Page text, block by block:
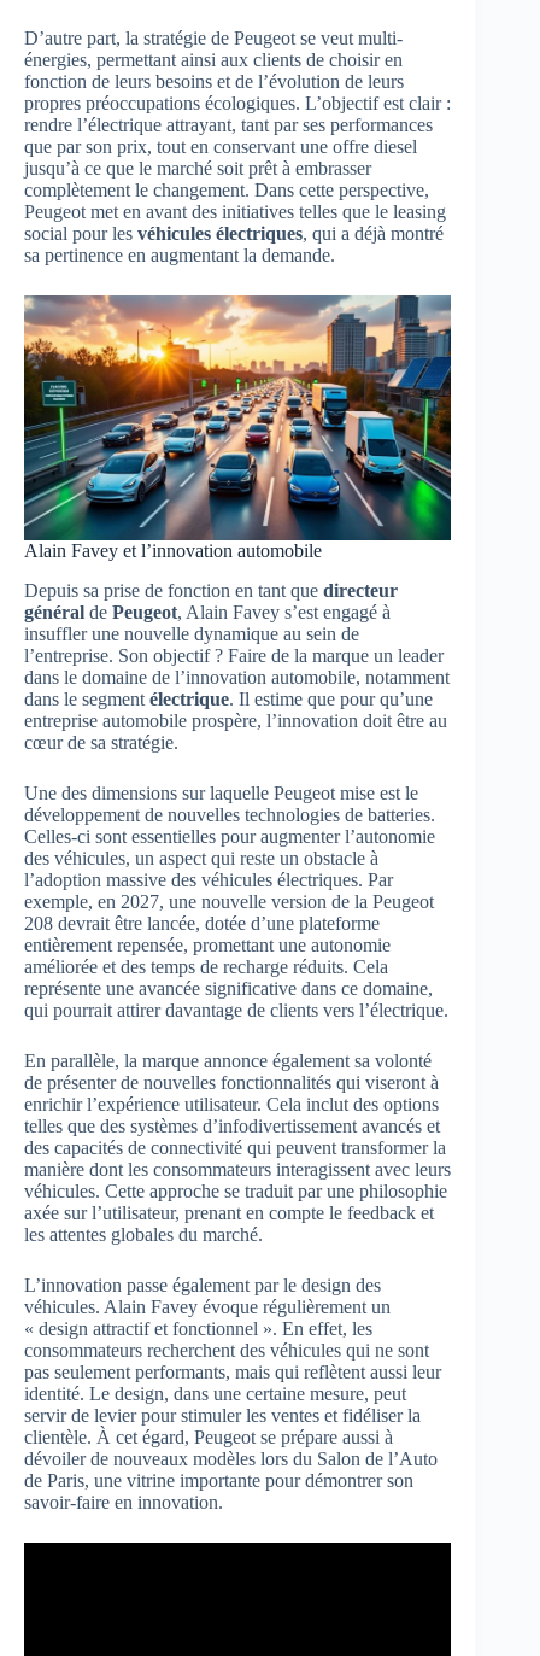
D’autre part, la stratégie de Peugeot se veut multi-
énergies, permettant ainsi aux clients de choisir en
fonction de leurs besoins et de l’évolution de leurs
propres préoccupations écologiques. L’objectif est clair :
rendre l’électrique attrayant, tant par ses performances
que par son prix, tout en conservant une offre diesel
jusqu’à ce que le marché soit prêt à embrasser
complètement le changement. Dans cette perspective,
Peugeot met en avant des initiatives telles que le leasing
social pour les véhicules électriques, qui a déjà montré
sa pertinence en augmentant la demande.
Alain Favey et l’innovation automobile
Depuis sa prise de fonction en tant que directeur
général de Peugeot, Alain Favey s’est engagé à
insuffler une nouvelle dynamique au sein de
l’entreprise. Son objectif ? Faire de la marque un leader
dans le domaine de l’innovation automobile, notamment
dans le segment électrique. Il estime que pour qu’une
entreprise automobile prospère, l’innovation doit être au
cœur de sa stratégie.
Une des dimensions sur laquelle Peugeot mise est le
développement de nouvelles technologies de batteries.
Celles-ci sont essentielles pour augmenter l’autonomie
des véhicules, un aspect qui reste un obstacle à
l’adoption massive des véhicules électriques. Par
exemple, en 2027, une nouvelle version de la Peugeot
208 devrait être lancée, dotée d’une plateforme
entièrement repensée, promettant une autonomie
améliorée et des temps de recharge réduits. Cela
représente une avancée significative dans ce domaine,
qui pourrait attirer davantage de clients vers l’électrique.
En parallèle, la marque annonce également sa volonté
de présenter de nouvelles fonctionnalités qui viseront à
enrichir l’expérience utilisateur. Cela inclut des options
telles que des systèmes d’infodivertissement avancés et
des capacités de connectivité qui peuvent transformer la
manière dont les consommateurs interagissent avec leurs
véhicules. Cette approche se traduit par une philosophie
axée sur l’utilisateur, prenant en compte le feedback et
les attentes globales du marché.
L’innovation passe également par le design des
véhicules. Alain Favey évoque régulièrement un
« design attractif et fonctionnel ». En effet, les
consommateurs recherchent des véhicules qui ne sont
pas seulement performants, mais qui reflètent aussi leur
identité. Le design, dans une certaine mesure, peut
servir de levier pour stimuler les ventes et fidéliser la
clientèle. À cet égard, Peugeot se prépare aussi à
dévoiler de nouveaux modèles lors du Salon de l’Auto
de Paris, une vitrine importante pour démontrer son
savoir-faire en innovation.